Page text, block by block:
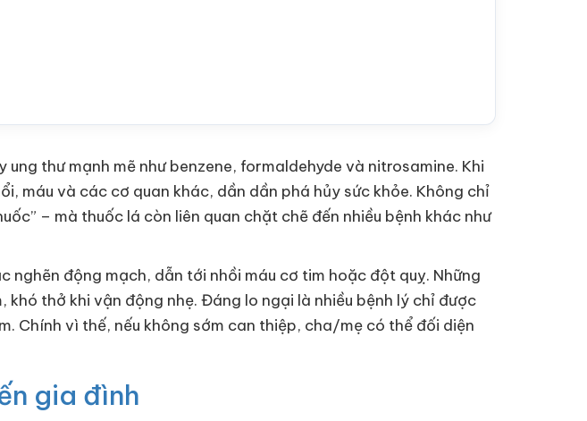
thư mạnh mẽ như benzene, formaldehyde và nitrosamine. Khi
máu và các cơ quan khác, dần dần phá hủy sức khỏe. Không chỉ
– mà thuốc lá còn liên quan chặt chẽ đến nhiều bệnh khác như
động mạch, dẫn tới nhồi máu cơ tim hoặc đột quỵ. Những
thở khi vận động nhẹ. Đáng lo ngại là nhiều bệnh lý chỉ được
Chính vì thế, nếu không sớm can thiệp, cha/mẹ có thể đối diện
gia đình